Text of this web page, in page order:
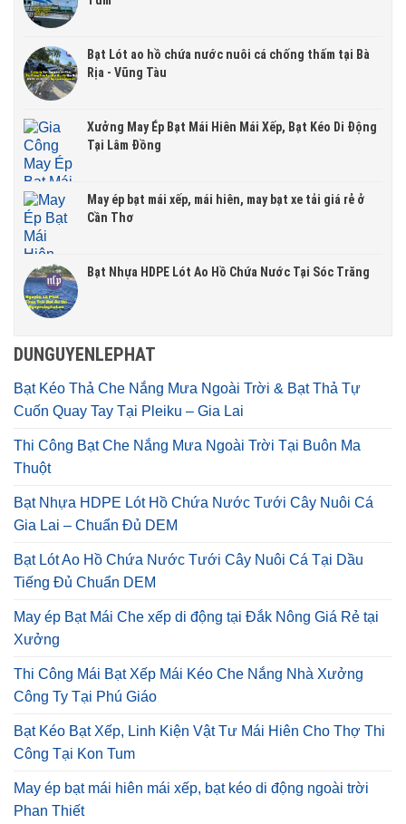
Bạt Lót ao hồ chứa nước nuôi cá chống thấm tại Bà
Rịa - Vũng Tàu
Xưởng May Ép Bạt Mái Hiên Mái Xếp, Bạt Kéo Di Động
Tại Lâm Đồng
May ép bạt mái xếp, mái hiên, may bạt xe tải giá rẻ ở
Cần Thơ
Bạt Nhựa HDPE Lót Ao Hồ Chứa Nước Tại Sóc Trăng
DUNGUYENLEPHAT
Bạt Kéo Thả Che Nắng Mưa Ngoài Trời & Bạt Thả Tự
Cuốn Quay Tay Tại Pleiku – Gia Lai
Thi Công Bạt Che Nắng Mưa Ngoài Trời Tại Buôn Ma
Thuột
Bạt Nhựa HDPE Lót Hồ Chứa Nước Tưới Cây Nuôi Cá
Gia Lai – Chuẩn Đủ DEM
Bạt Lót Ao Hồ Chứa Nước Tưới Cây Nuôi Cá Tại Dầu
Tiếng Đủ Chuẩn DEM
May ép Bạt Mái Che xếp di động tại Đắk Nông Giá Rẻ tại
Xưởng
Thi Công Mái Bạt Xếp Mái Kéo Che Nắng Nhà Xưởng
Công Ty Tại Phú Giáo
Bạt Kéo Bạt Xếp, Linh Kiện Vật Tư Mái Hiên Cho Thợ Thi
Công Tại Kon Tum
May ép bạt mái hiên mái xếp, bạt kéo di động ngoài trời
Phan Thiết